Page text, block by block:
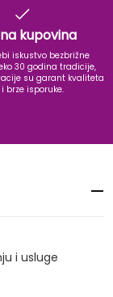
kupovina
iskustvo bezbrižne
30 godina tradicije,
su garant kvaliteta
i brze isporuke.
i usluge